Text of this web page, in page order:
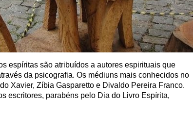
espíritas são atribuídos a autores espirituais que
da psicografia. Os médiuns mais conhecidos no
Xavier, Zíbia Gasparetto e Divaldo Pereira Franco.
escritores, parabéns pelo Dia do Livro Espírita,